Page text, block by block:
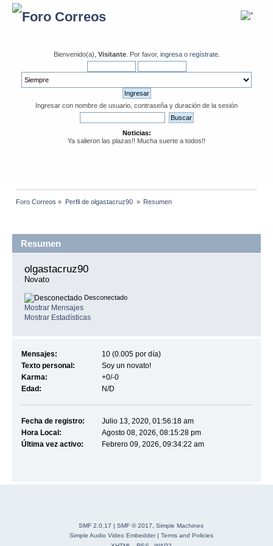
Bienvenido(a), Visitante. Por favor, ingresao regístrate.
Ingresar con nombre de usuario, contraseña y duración de la sesión
Noticias:
Ya salieron las plazas!! Mucha suerte a todos!!
Foro Correos » Perfil de olgastacruz90 » Resumen
Resumen
olgastacruz90
Novato
Desconectado
Mostrar Mensajes
Mostrar Estadísticas
Mensajes:
10 (0.005 por día)
Texto personal:
Soy un novato!
Karma:
+0/-0
Edad:
N/D
Fecha de registro:
Julio 13, 2020, 01:56:18 am
Hora Local:
Agosto 08, 2026, 08:15:28 pm
Última vez activo:
Febrero 09, 2026, 09:34:22 am
SMF 2.0.17 | SMF © 2017
Simple Machines
Simple Audio Video Embedder| Terms and Policies